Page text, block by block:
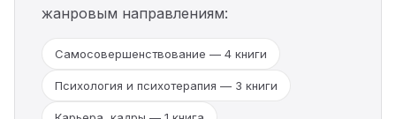
жанровым направлениям:
Самосовершенствование — 4 книги
Психология и психотерапия — 3 книги